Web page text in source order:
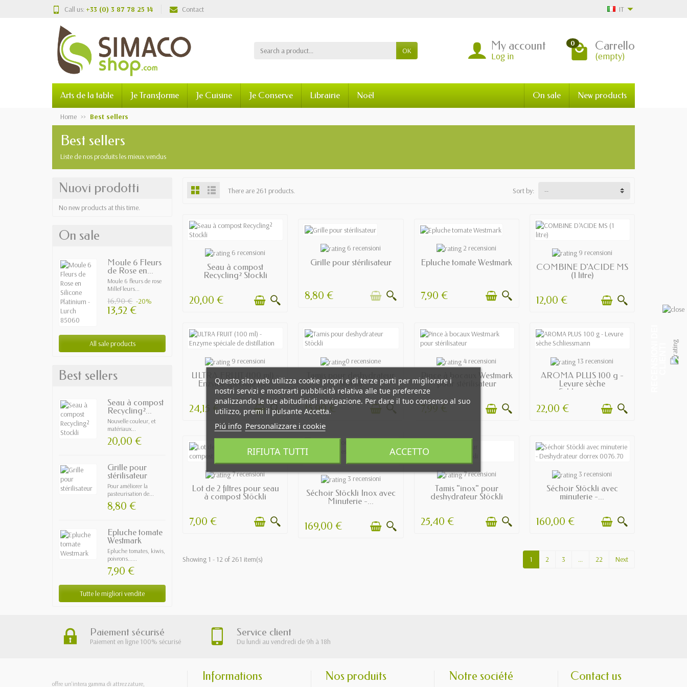
Call us: +33 (0) 3 87 78 25 14 Contact IT
OK My account
Log in
0 Carrello
(empty)
Arts de la table Je Transforme Je Cuisine Je Conserve Librairie Noël On sale New products
Home Best sellers
Best sellers
Liste de nos produits les mieux vendus
Nuovi prodotti
No new products at this time.
On sale
Moule 6 Fleurs
de Rose en...
Moule 6 fleurs de rose
MilleFleurs...
16,90 € -20%
13,52 €
All sale products
Best sellers
Seau à compost
Recycling²...
Nouvelle couleur, et
matériaux...
20,00 €
Grille pour
stérilisateur
Pour améliorer la
pasteurisation de...
8,80 €
Epluche tomate
Westmark
Epluche tomates, kiwis,
poivrons......
7,90 €
Tutte le migliori vendite
There are 261 products. Sort by:
6 recensioni
Seau à compost
Recycling² Stockli
20,00 €
6 recensioni
Grille pour stérilisateur
8,80 €
2 recensioni
Epluche tomate Westmark
7,90 €
9 recensioni
COMBINE D'ACIDE MS
(1 litre)
12,00 €
EN STOCK
9 recensioni
ULTRA FRUIT (100 ml) -
Enzyme spéciale de...
24,15 €
EN STOCK
0 recensione
Tamis pour deshydrateur
Stöckli
15,90 €
EN STOCK
4 recensioni
Pince à bocaux Westmark
pour stérilisateur
7,99 €
EN STOCK
13 recensioni
AROMA PLUS 100 g -
Levure sèche
Schliessmann
22,00 €
EN STOCK
7 recensioni
Lot de 2 filtres pour seau
à compost Stöckli
7,00 €
EN STOCK
3 recensioni
Séchoir Stöckli Inox avec
Minuterie -...
169,00 €
EN STOCK
7 recensioni
Tamis "inox" pour
deshydrateur Stöckli
25,40 €
EN STOCK
3 recensioni
Séchoir Stöckli avec
minuterie -...
160,00 €
Showing 1 - 12 of 261 item(s) 1 2 3 ... 22 Next
Paiement sécurisé
Paiement en ligne 100% sécurisé
Service client
Du lundi au vendredi de 9h à 18h
offre un'intera gamma di attrezzature,
Informations Nos produits Notre société Contact us
Questo sito web utilizza cookie propri e di terze parti per migliorare i
nostri servizi e mostrarti pubblicità relativa alle tue preferenze
analizzando le tue abitudinidi navigazione. Per dare il tuo consenso al suo
utilizzo, premi il pulsante Accetta.
Piú info Personalizzare i cookie
RIFIUTA TUTTI ACCETTO